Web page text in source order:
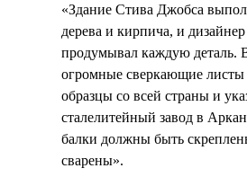
«Здание Стива Джобса
дерева и кирпича, и
продумывал каждую деталь.
огромные сверкающие
образцы со всей страны и
сталелитейный завод в
балки должны быть
сварены».